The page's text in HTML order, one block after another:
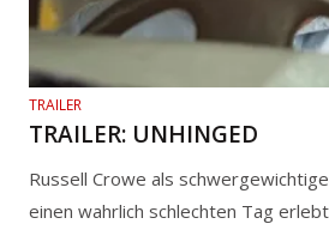
TRAILER
TRAILER: UNHINGED
Russell Crowe als
einen wahrlich schlechten Tag